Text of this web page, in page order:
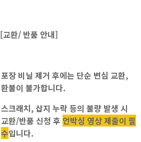
[교환/ 반품 안내]
포장 비닐 제거 후에는 단순 변심 교환,
환불이 불가합니다.
스크래치, 삽지 누락 등의 불량 발생 시
교환/반품 신청 후 언박싱 영상 제출이 필
수입니다.